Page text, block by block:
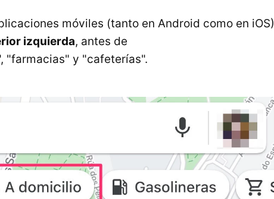
móviles (tanto en Android como en iOS)
izquierda, antes de
"farmacias" y "cafeterías".